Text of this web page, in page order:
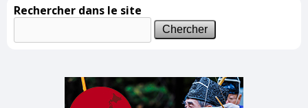
Rechercher dans le site